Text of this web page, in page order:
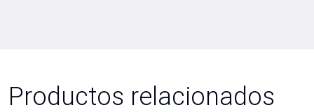
Productos relacionados